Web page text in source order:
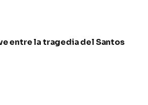
entre la tragedia del Santos